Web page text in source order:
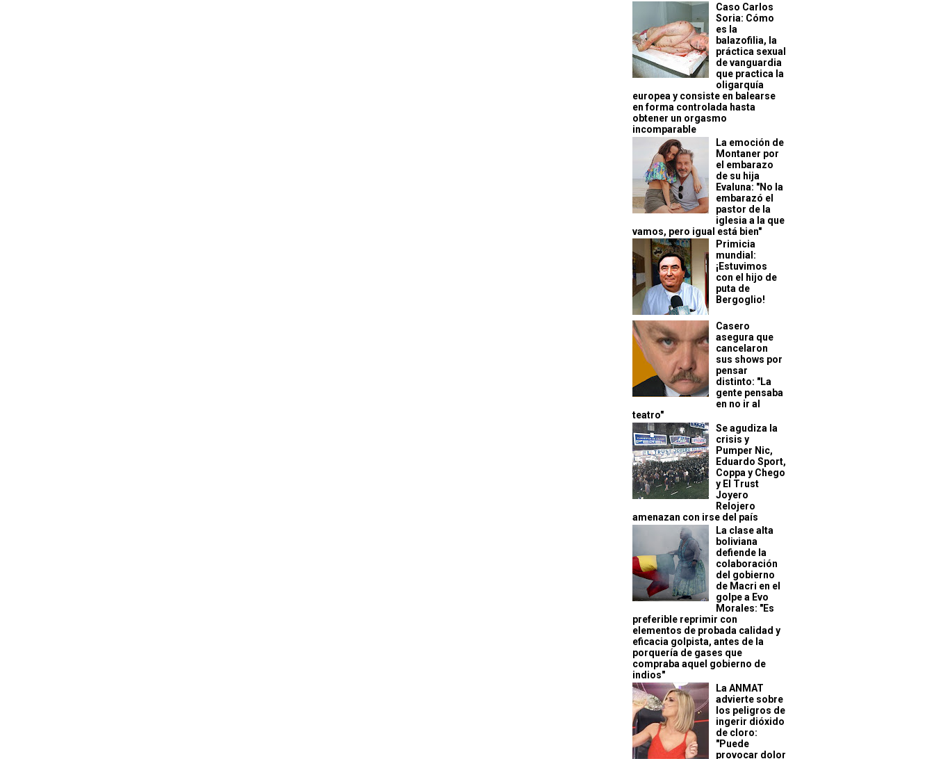
Caso Carlos
Soria: Cómo
es la
balazofilia, la
práctica sexual
de vanguardia
que practica la
oligarquía
europea y consiste en balearse
en forma controlada hasta
obtener un orgasmo
incomparable
La emoción de
Montaner por
el embarazo
de su hija
Evaluna: "No la
embarazó el
pastor de la
iglesia a la que
vamos, pero igual está bien"
Primicia
mundial:
¡Estuvimos
con el hijo de
puta de
Bergoglio!
Casero
asegura que
cancelaron
sus shows por
pensar
distinto: "La
gente pensaba
en no ir al
teatro"
Se agudiza la
crisis y
Pumper Nic,
Eduardo Sport,
Coppa y Chego
y El Trust
Joyero
Relojero
amenazan con irse del país
La clase alta
boliviana
defiende la
colaboración
del gobierno
de Macri en el
golpe a Evo
Morales: "Es
preferible reprimir con
elementos de probada calidad y
eficacia golpista, antes de la
porquería de gases que
compraba aquel gobierno de
indios"
La ANMAT
advierte sobre
los peligros de
ingerir dióxido
de cloro:
"Puede
provocar dolor